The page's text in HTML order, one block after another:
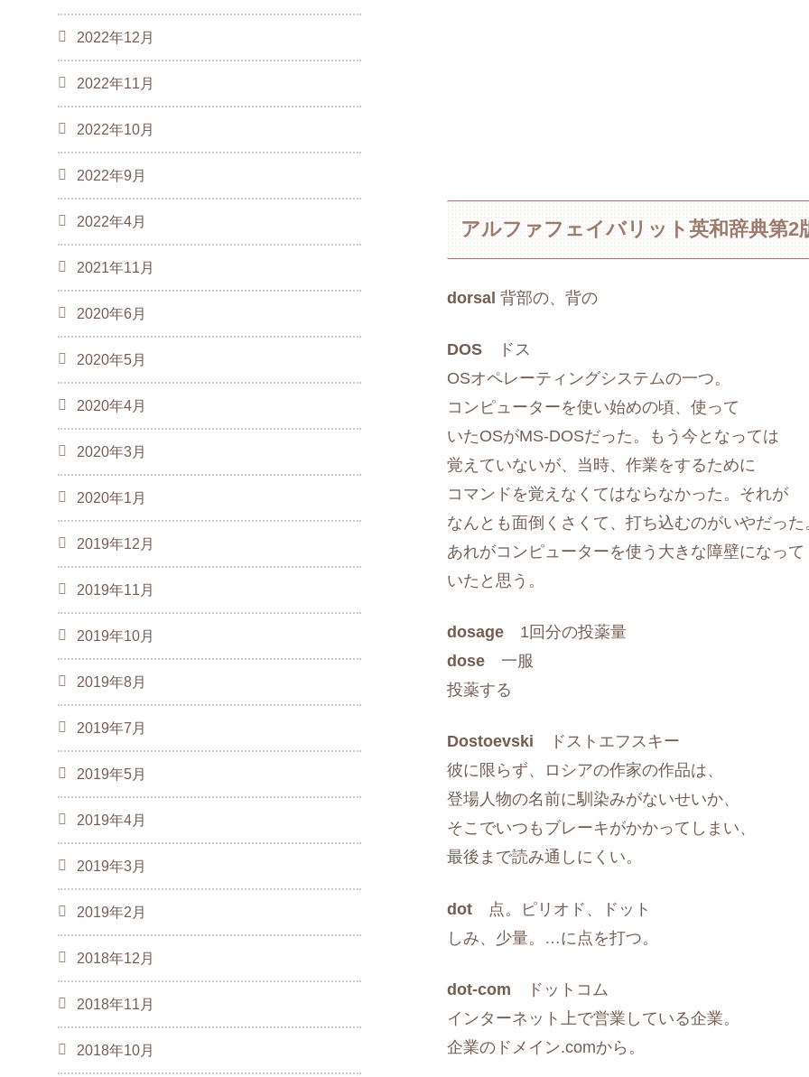
アルファフェイバリット英和辞典第2
dorsal 背部の、背の
DOS ドス
OSオペレーティングシステムの一つ。
コンピューターを使い始めの頃、使って
いたOSがMS-DOSだった。もう今となっては
覚えていないが、当時、作業をするために
コマンドを覚えなくてはならなかった。それが
なんとも面倒くさくて、打ち込むのがいやだった
あれがコンピューターを使う大きな障壁になって
いたと思う。
dosage 1回分の投薬量
dose 一服
投薬する
Dostoevski ドストエフスキー
彼に限らず、ロシアの作家の作品は、
登場人物の名前に馴染みがないせいか、
そこでいつもブレーキがかかってしまい、
最後まで読み通しにくい。
dot 点。ピリオド、ドット
しみ、少量。…に点を打つ。
dot-com ドットコム
インターネット上で営業している企業。
企業のドメイン.comから。
2022年12月
2022年11月
2022年10月
2022年9月
2022年4月
2021年11月
2020年6月
2020年5月
2020年4月
2020年3月
2020年1月
2019年12月
2019年11月
2019年10月
2019年8月
2019年7月
2019年5月
2019年4月
2019年3月
2019年2月
2018年12月
2018年11月
2018年10月